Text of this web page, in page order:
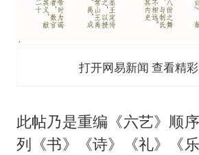
打开网易新闻 查看精
此帖乃是重编《六艺》顺
列《书》《诗》《礼》《